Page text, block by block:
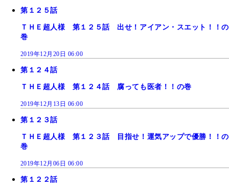
第１２５話
ＴＨＥ超人様 第１２５話 出せ！アイアン・スエット！！の
巻
2019年12月20日 06:00
第１２４話
ＴＨＥ超人様 第１２４話 腐っても医者！！の巻
2019年12月13日 06:00
第１２３話
ＴＨＥ超人様 第１２３話 目指せ！運気アップで優勝！！の
巻
2019年12月06日 06:00
第１２２話